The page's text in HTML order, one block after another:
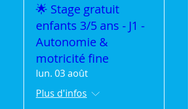
🌟 Stage gratuit
enfants 3/5 ans - J1 -
Autonomie &
motricité fine
lun. 03 août
Plus d'infos